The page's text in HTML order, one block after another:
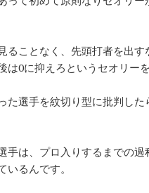
ることなく、先頭打者を出す
は0に抑えろというセオリー
た選手を紋切り型に批判した
手は、プロ入りするまでの過
いるんです。